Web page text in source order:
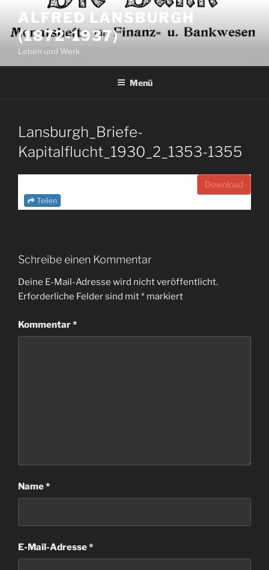
Inhalt
springen
ALFRED LANSBURGH
(1872-1937)
Leben und Werk
Menü
Lansburgh_Briefe-
Kapitalflucht_1930_2_1353-1355
Download
Teilen
Schreibe einen Kommentar
Deine E-Mail-Adresse wird nicht veröffentlicht.
Erforderliche Felder sind mit* markiert
Kommentar*
Name*
E-Mail-Adresse*